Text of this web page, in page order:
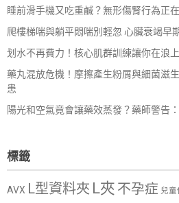
睡前滑手機又吃重鹹？無形傷腎行為正
爬樓梯喘與躺平悶喘別輕忽 心臟衰竭早
划水不再費力！核心肌群訓練讓你在浪
藥丸混放危機！摩擦產生粉屑與細菌滋
患
陽光和空氣竟會讓藥效蒸發？藥師警告
標籤
AVX L型資料夾 L夾 不孕症 兒童